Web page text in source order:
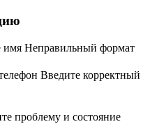
имя Неправильный формат
Введите корректный
проблему и состояние